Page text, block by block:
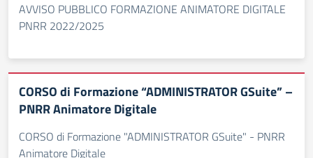
AVVISO PUBBLICO FORMAZIONE ANIMATORE DIGITALE
PNRR 2022/2025
CORSO di Formazione “ADMINISTRATOR GSuite” –
PNRR Animatore Digitale
CORSO di Formazione "ADMINISTRATOR GSuite" - PNRR
Animatore Digitale